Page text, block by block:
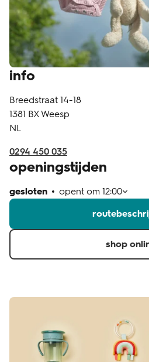
klantenservice
info
Breedstraat 14-18
1381 BXWeesp
NL
0294 450 035
openingstijden
gesloten opent om 12:00
shop